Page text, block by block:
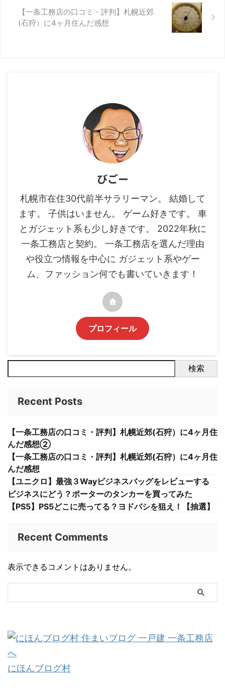
【一条工務店の口コミ・評判】札幌近郊
(石狩）に4ヶ月住んだ感想
びごー
札幌市在住30代前半サラリーマン。 結婚して
ます。 子供はいません。 ゲーム好きです。 車
とガジェット系も少し好きです。 2022年秋に
一条工務店と契約。 一条工務店を選んだ理由
や役立つ情報を中心に ガジェット系やゲー
ム、ファッション何でも書いていきます！
プロフィール
検索
Recent Posts
【一条工務店の口コミ・評判】札幌近郊(石狩）に4ヶ月住
んだ感想②
【一条工務店の口コミ・評判】札幌近郊(石狩）に4ヶ月住
んだ感想
【ユニクロ】最強３Wayビジネスバッグをレビューする
ビジネスにどう？ポーターのタンカーを買ってみた
【PS5】PS5どこに売ってる？ヨドバシを狙え！【抽選】
Recent Comments
表示できるコメントはありません。
にほんブログ村